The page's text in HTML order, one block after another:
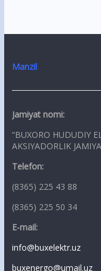
Manzil
Jamiyat nomi:
“BUXORO HUDUDIY
AKSIYADORLIK
Telefon:
(8365) 225 43 88
(8365) 225 50 34
E-mail:
info@buxelektr.uz
buxenergo@umail.uz